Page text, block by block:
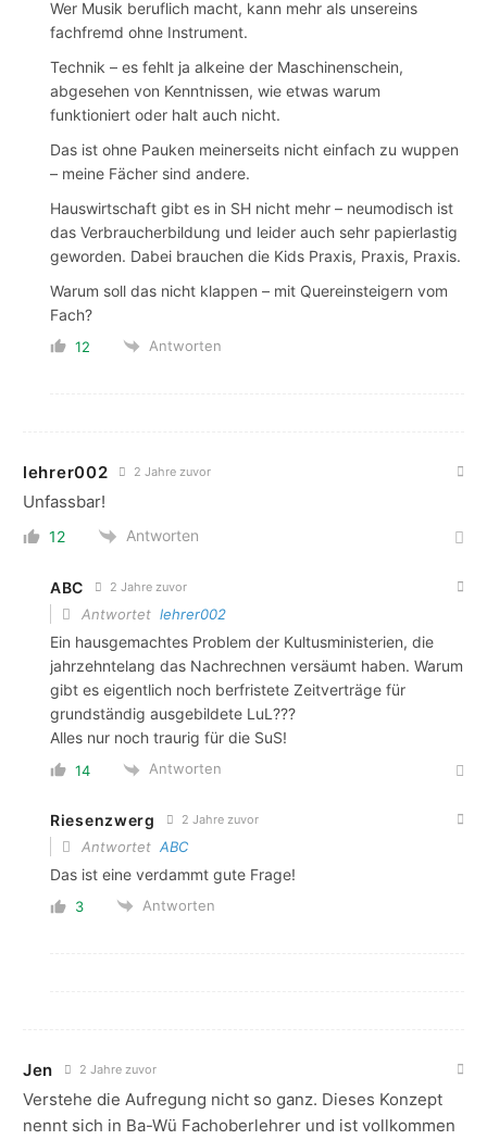
Wer Musik beruflich macht, kann mehr als unsereins
fachfremd ohne Instrument.
Technik – es fehlt ja alkeine der Maschinenschein,
abgesehen von Kenntnissen, wie etwas warum
funktioniert oder halt auch nicht.
Das ist ohne Pauken meinerseits nicht einfach zu wuppen
– meine Fächer sind andere.
Hauswirtschaft gibt es in SH nicht mehr – neumodisch ist
das Verbraucherbildung und leider auch sehr papierlastig
geworden. Dabei brauchen die Kids Praxis, Praxis, Praxis.
Warum soll das nicht klappen – mit Quereinsteigern vom
Fach?
12 Antworten
lehrer002 2 Jahre zuvor
Unfassbar!
12 Antworten
ABC 2 Jahre zuvor
Antwortet lehrer002
Ein hausgemachtes Problem der Kultusministerien, die
jahrzehntelang das Nachrechnen versäumt haben. Warum
gibt es eigentlich noch berfristete Zeitverträge für
grundständig ausgebildete LuL???
Alles nur noch traurig für die SuS!
14 Antworten
Riesenzwerg 2 Jahre zuvor
Antwortet ABC
Das ist eine verdammt gute Frage!
3 Antworten
Jen 2 Jahre zuvor
Verstehe die Aufregung nicht so ganz. Dieses Konzept
nennt sich in Ba-Wü Fachoberlehrer und ist vollkommen